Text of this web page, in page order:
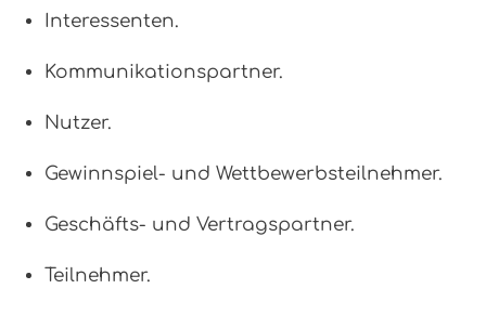
Interessenten.
Kommunikationspartner.
Nutzer.
Gewinnspiel- und Wettbewerbsteilnehmer.
Geschäfts- und Vertragspartner.
Teilnehmer.